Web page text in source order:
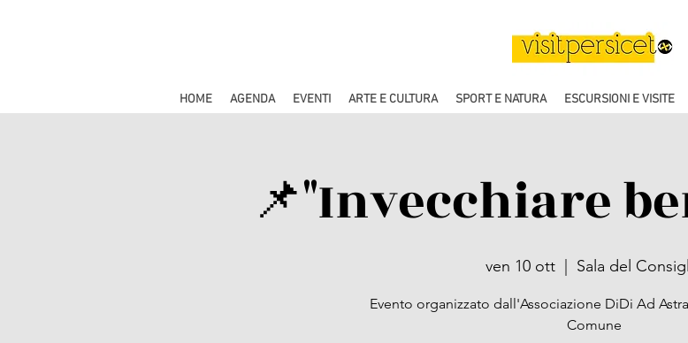
HOME AGENDA EVENTI ARTE E CULTURA SPORT E NATURA ESCURSIONI E VISITE
📌"Invecchiare
ven 10 ott Sala del
Evento organizzato dall'Associazione DiDi Ad
Comune